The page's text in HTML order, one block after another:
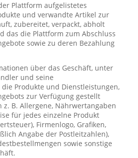
Plattform aufgelistetes
und verwandte Artikel zur
zubereitet, verpackt, abholt
das die Plattform zum Abschluss
sowie zu deren Bezahlung
über das Geschäft, unter
und seine
Produkte und Dienstleistungen,
zur Verfügung gestellt
B. Allergene, Nährwertangaben
für jedes einzelne Produkt
Firmenlogo, Grafiken,
Angabe der Postleitzahlen),
sowie sonstige